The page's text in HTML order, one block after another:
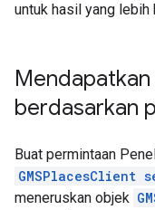
untuk hasil yang lebih
berdasarkan
Buat permintaan
GMSPlacesClient
meneruskan objek